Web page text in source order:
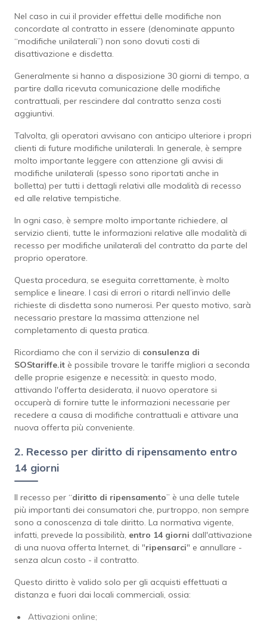
Nel caso in cui il provider effettui delle modifiche non
concordate al contratto in essere (denominate appunto
“modifiche unilaterali”) non sono dovuti costi di
disattivazione e disdetta.
Generalmente si hanno a disposizione 30 giorni di tempo, a
partire dalla ricevuta comunicazione delle modifiche
contrattuali, per rescindere dal contratto senza costi
aggiuntivi.
Talvolta, gli operatori avvisano con anticipo ulteriore i propri
clienti di future modifiche unilaterali. In generale, è sempre
molto importante leggere con attenzione gli avvisi di
modifiche unilaterali (spesso sono riportati anche in
bolletta) per tutti i dettagli relativi alle modalità di recesso
ed alle relative tempistiche.
In ogni caso, è sempre molto importante richiedere, al
servizio clienti, tutte le informazioni relative alle modalità di
recesso per modifiche unilaterali del contratto da parte del
proprio operatore.
Questa procedura, se eseguita correttamente, è molto
semplice e lineare. I casi di errori o ritardi nell’invio delle
richieste di disdetta sono numerosi. Per questo motivo, sarà
necessario prestare la massima attenzione nel
completamento di questa pratica.
Ricordiamo che con il servizio di consulenza di
SOStariffe.it è possibile trovare le tariffe migliori a seconda
delle proprie esigenze e necessità: in questo modo,
attivando l'offerta desiderata, il nuovo operatore si
occuperà di fornire tutte le informazioni necessarie per
recedere a causa di modifiche contrattuali e attivare una
nuova offerta più conveniente.
2. Recesso per diritto di ripensamento entro
14 giorni
Il recesso per “diritto di ripensamento” è una delle tutele
più importanti dei consumatori che, purtroppo, non sempre
sono a conoscenza di tale diritto. La normativa vigente,
infatti, prevede la possibilità, entro 14 giorni dall'attivazione
di una nuova offerta Internet, di "ripensarci" e annullare -
senza alcun costo - il contratto.
Questo diritto è valido solo per gli acquisti effettuati a
distanza e fuori dai locali commerciali, ossia:
Attivazioni online;